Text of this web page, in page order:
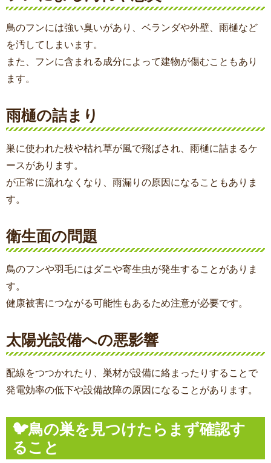
鳥のフンには強い臭いがあり、ベランダや外壁、雨樋など
を汚してしまいます。
また、フンに含まれる成分によって建物が傷むこともあり
ます。
雨樋の詰まり
巣に使われた枝や枯れ草が風で飛ばされ、雨樋に詰まるケ
ースがあります。
が正常に流れなくなり、雨漏りの原因になることもありま
す。
衛生面の問題
鳥のフンや羽毛にはダニや寄生虫が発生することがありま
す。
健康被害につながる可能性もあるため注意が必要です。
太陽光設備への悪影響
配線をつつかれたり、巣材が設備に絡まったりすることで
発電効率の低下や設備故障の原因になることがあります。
🐦鳥の巣を見つけたらまず確認す
ること